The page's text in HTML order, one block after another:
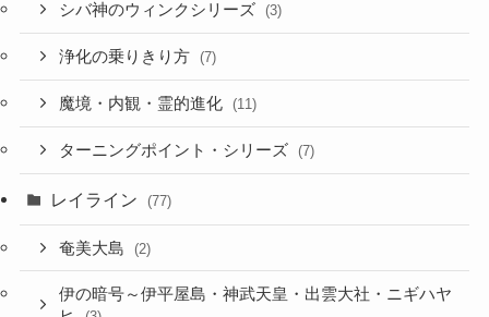
シバ神のウィンクシリーズ (3)
浄化の乗りきり方 (7)
魔境・内観・霊的進化 (11)
ターニングポイント・シリーズ (7)
レイライン (77)
奄美大島 (2)
伊の暗号～伊平屋島・神武天皇・出雲大社・ニギハヤ